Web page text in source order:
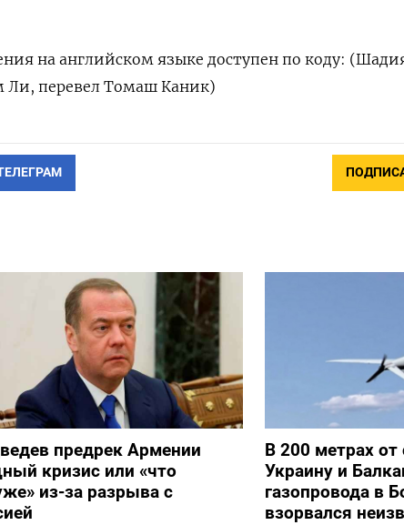
на английском ​языке доступен по коду:
Ли, перевел Томаш Каник)
предрек Армении
кризис или «что
из-за разрыва с
В 200 метрах
Украину и
газопровода в
взорвался